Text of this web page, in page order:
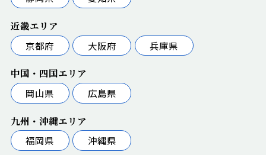
近畿エリア
京都府
大阪府 兵庫県
中国・四国エリア
岡山県
広島県
九州・沖縄エリア
福岡県
沖縄県